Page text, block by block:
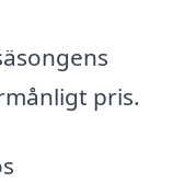
pris.